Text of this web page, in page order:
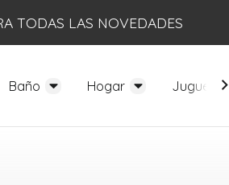
TODAS LAS NOVEDADES
Baño Hogar Juguetes